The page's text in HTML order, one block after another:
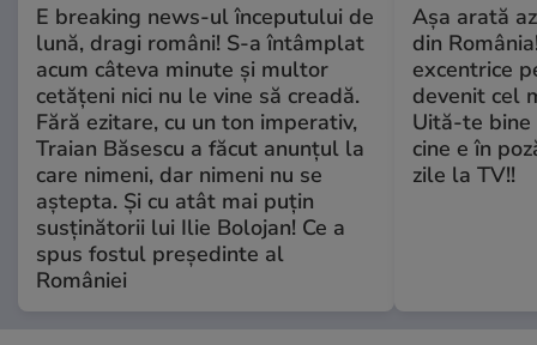
E breaking news-ul începutului de
lună, dragi români! S-a întâmplat
acum câteva minute și multor
cetățeni nici nu le vine să creadă.
Fără ezitare, cu un ton imperativ,
Traian Băsescu a făcut anunțul la
care nimeni, dar nimeni nu se
aștepta. Și cu atât mai puțin
susținătorii lui Ilie Bolojan! Ce a
spus fostul președinte al
României
Așa arată
din
excentrice
devenit cel
Uită-te bine
cine e în
zile la TV!!